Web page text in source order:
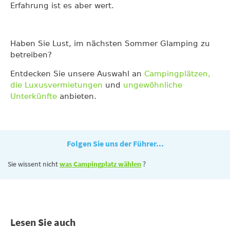
Erfahrung ist es aber wert.
Haben Sie Lust, im nächsten Sommer Glamping zu
betreiben?
Entdecken Sie unsere Auswahl an Campingplätzen,
die Luxusvermietungen und ungewöhnliche
Unterkünfte anbieten.
Folgen Sie uns der Führer...
Sie wissent nichtwas Campingplatz wählen?
Lesen Sie auch